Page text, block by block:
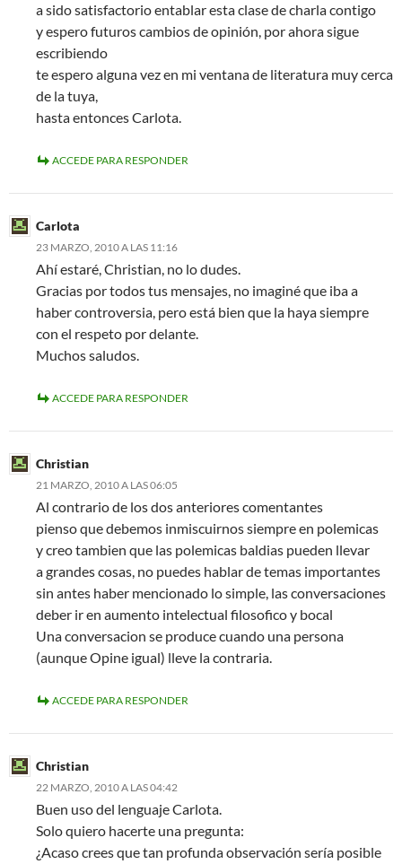
a sido satisfactorio entablar esta clase de charla contigo
y espero futuros cambios de opinión, por ahora sigue
escribiendo
te espero alguna vez en mi ventana de literatura muy cerca
de la tuya,
hasta entonces Carlota.
ACCEDE PARA RESPONDER
Carlota
23 MARZO, 2010 A LAS 11:16
Ahí estaré, Christian, no lo dudes.
Gracias por todos tus mensajes, no imaginé que iba a
haber controversia, pero está bien que la haya siempre
con el respeto por delante.
Muchos saludos.
ACCEDE PARA RESPONDER
Christian
21 MARZO, 2010 A LAS 06:05
Al contrario de los dos anteriores comentantes
pienso que debemos inmiscuirnos siempre en polemicas
y creo tambien que las polemicas baldias pueden llevar
a grandes cosas, no puedes hablar de temas importantes
sin antes haber mencionado lo simple, las conversaciones
deber ir en aumento intelectual filosofico y bocal
Una conversacion se produce cuando una persona
(aunque Opine igual) lleve la contraria.
ACCEDE PARA RESPONDER
Christian
22 MARZO, 2010 A LAS 04:42
Buen uso del lenguaje Carlota.
Solo quiero hacerte una pregunta:
¿Acaso crees que tan profunda observación sería posible